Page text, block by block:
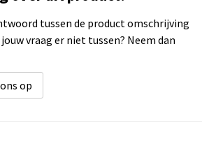
tussen de product omschrijving
vraag er niet tussen? Neem dan
op